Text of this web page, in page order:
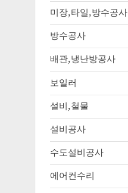
미장,타일,방수공사
방수공사
배관,냉난방공사
보일러
설비,철물
설비공사
수도설비공사
에어컨수리